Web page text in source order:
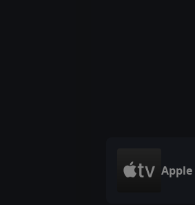
Apple